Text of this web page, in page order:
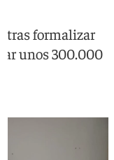
tras formalizar
unos 300.000